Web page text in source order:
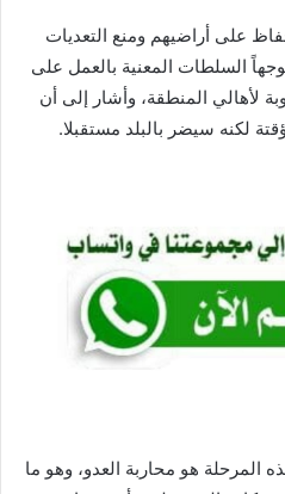
على أراضيهم ومنع التعديات
السلطات المعنية بالعمل على
لأهالي المنطقة، وأشار إلى أن
لكنه سيضر بالبلد مستقبلا.
المرحلة هو محاربة العدو، وهو ما